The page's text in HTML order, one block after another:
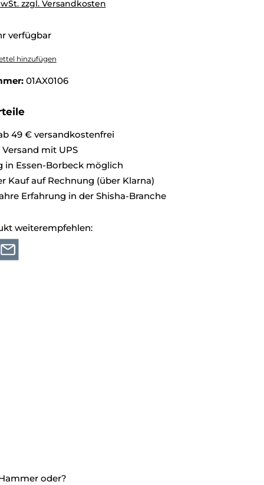
zzgl. Versandkosten
verfügbar
hinzufügen
01AX0106
49 € versandkostenfrei
mit UPS
in Essen-Borbeck möglich
Kauf auf Rechnung (über Klarna)
Erfahrung in der Shisha-Branche
weiterempfehlen:
oder?